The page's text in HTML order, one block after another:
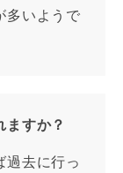
多いようで
ますか？
過去に行っ